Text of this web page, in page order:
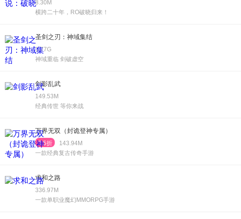
8.30M
横跨二十年，RO破晓归来！
圣剑之刃：神域集结
1.77G
神域重临 剑破虚空
剑影乱武
149.53M
经典传世 等你来战
万界无双（封诡登神专属）
3.5折
143.94M
一款经典复古传奇手游
求和之路
336.97M
一款单职业魔幻MMORPG手游